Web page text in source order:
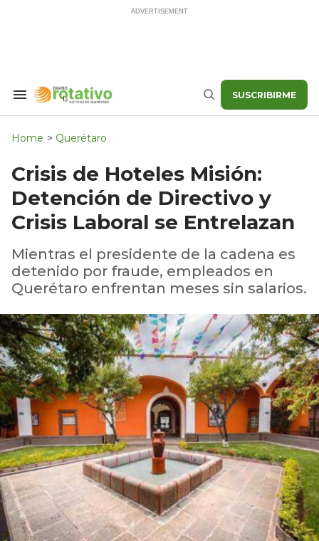
Search
Navigation
Buscar SUSCRIBIRME
Home > Querétaro
Crisis de Hoteles Misión:
Detención de Directivo y
Crisis Laboral se Entrelazan
Mientras el presidente de la cadena es
detenido por fraude, empleados en
Querétaro enfrentan meses sin salarios.